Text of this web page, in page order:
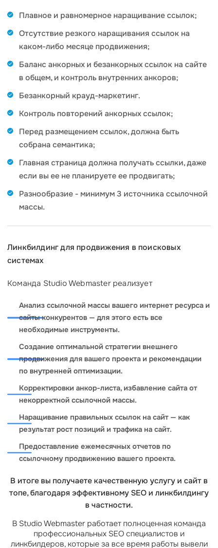
Плавное и равномерное наращивание ссылок;
Отсутствие резкого наращивания ссылок на
каком-либо месяце продвижения;
Баланс анкорных и безанкорных ссылок на сайте
в общем, и контроль внутренних анкоров;
Безанкорный крауд-маркетинг.
Контроль повторений анкорных ссылок;
Перед размещением ссылок, должна быть
собрана семантика;
Главная страница должна получать ссылки, даже
если вы ее не планируете ее продвигать;
Разнообразие - минимум 3 источника ссылочной
массы.
Линкбилдинг для продвижения в поисковых
системах
Команда Studio Webmaster реализует
Анализ ссылочной массы вашего интернет ресурса и
сайты конкурентов — для этого есть все
необходимые инструменты.
Создание оптимальной стратегии внешнего
продвижения для вашего проекта и рекомендации
по внутренней оптимизации.
Корректировки анкор-листа, избавление сайта от
некорректной ссылочной массы.
Наращивание правильных ссылок на сайт — как
результат рост позиций и трафика на сайт.
Предоставление ежемесячных отчетов по
ссылочному продвижению вашего проекта.
В итоге вы получаете качественную услугу и сайт в
топе, благодаря эффективному SEO и линкбилдингу
в частности.
В Studio Webmaster работает полноценная команда
профессиональных SEO специалистов и
линкбилдеров, которые за все время работы вывели